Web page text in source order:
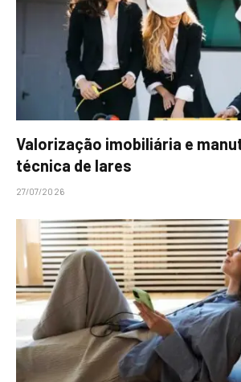
Valorização imobiliária e
técnica de lares
27/07/2026